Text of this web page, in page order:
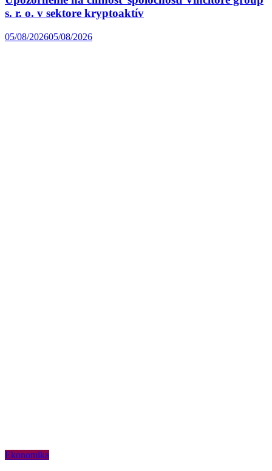
s. r. o. v sektore kryptoaktív
05/08/202605/08/2026
Ekonomika